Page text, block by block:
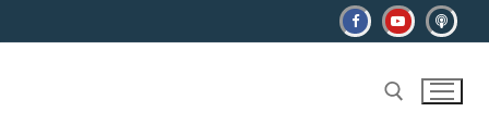
naar